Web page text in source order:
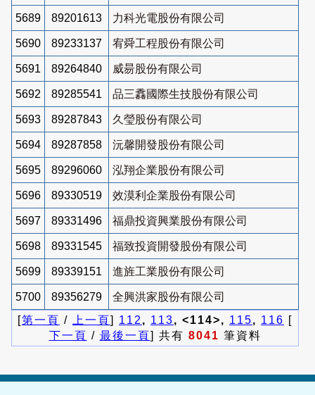
5689 89201613 力科光電股份有限公司
5690 89233137 宥舜工程股份有限公司
5691 89264840 威昜股份有限公司
5692 89285541 品三馫國際生技股份有限公司
5693 89287843 久瑩股份有限公司
5694 89287858 沅馨開發股份有限公司
5695 89296060 泓翔企業股份有限公司
5696 89330519 效漠利企業股份有限公司
5697 89331496 福鼎投資興業股份有限公司
5698 89331545 福致投資開發股份有限公司
5699 89339151 進旌工業股份有限公司
5700 89356279
全興洪家股份有限公司
[第一頁 / 上一頁] 112 , 113, <114>, 115, 116 [
下一頁 / 最後一頁] 共有 8041 筆資料